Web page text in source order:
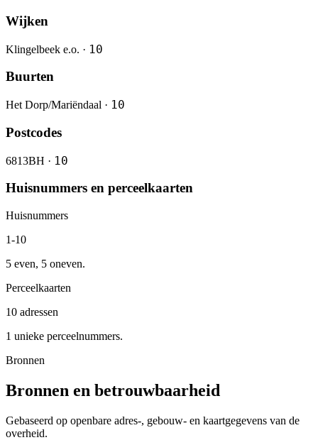
Wijken
Klingelbeek e.o. · 10
Buurten
Het Dorp/Mariëndaal · 10
Postcodes
6813BH · 10
Huisnummers en perceelkaarten
Huisnummers
1-10
5 even, 5 oneven.
Perceelkaarten
10 adressen
1 unieke perceelnummers.
Bronnen
Bronnen en betrouwbaarheid
Gebaseerd op openbare adres-, gebouw- en kaartgegevens van de
overheid.